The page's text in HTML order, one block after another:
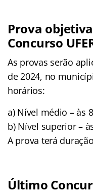
Prova
Concurso
As provas serão
de 2024, no
horários:
a) Nível médio – às
b) Nível superior –
A prova terá
Último